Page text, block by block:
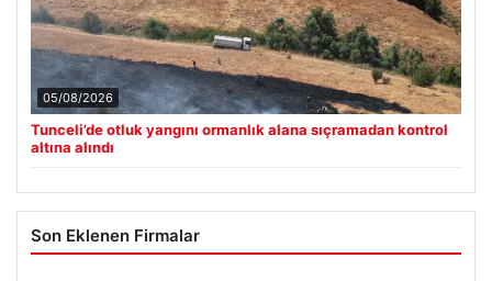
05/08/2026
Tunceli’de otluk yangını ormanlık alana sıçramadan kontrol
altına alındı
Son Eklenen Firmalar